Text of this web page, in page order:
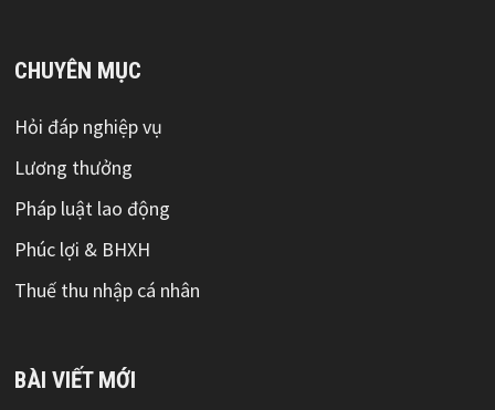
CHUYÊN MỤC
Hỏi đáp nghiệp vụ
Lương thưởng
Pháp luật lao động
Phúc lợi & BHXH
Thuế thu nhập cá nhân
BÀI VIẾT MỚI